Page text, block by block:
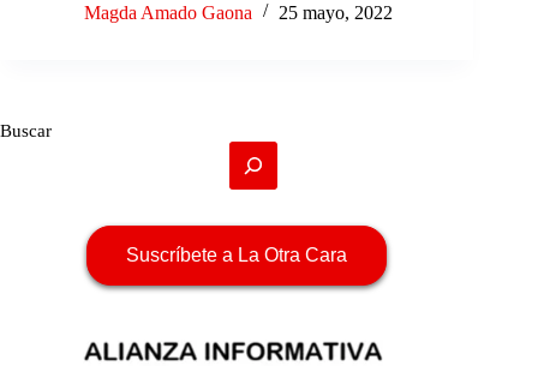
Magda Amado Gaona
25 mayo, 2022
Buscar
Suscríbete a La Otra Cara